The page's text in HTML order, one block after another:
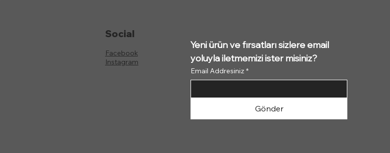
Facebook
Instagram
Social
Yeni ürün ve fırsatları sizlere email
yoluyla iletmemizi ister misiniz?
Email Addresiniz *
Gönder